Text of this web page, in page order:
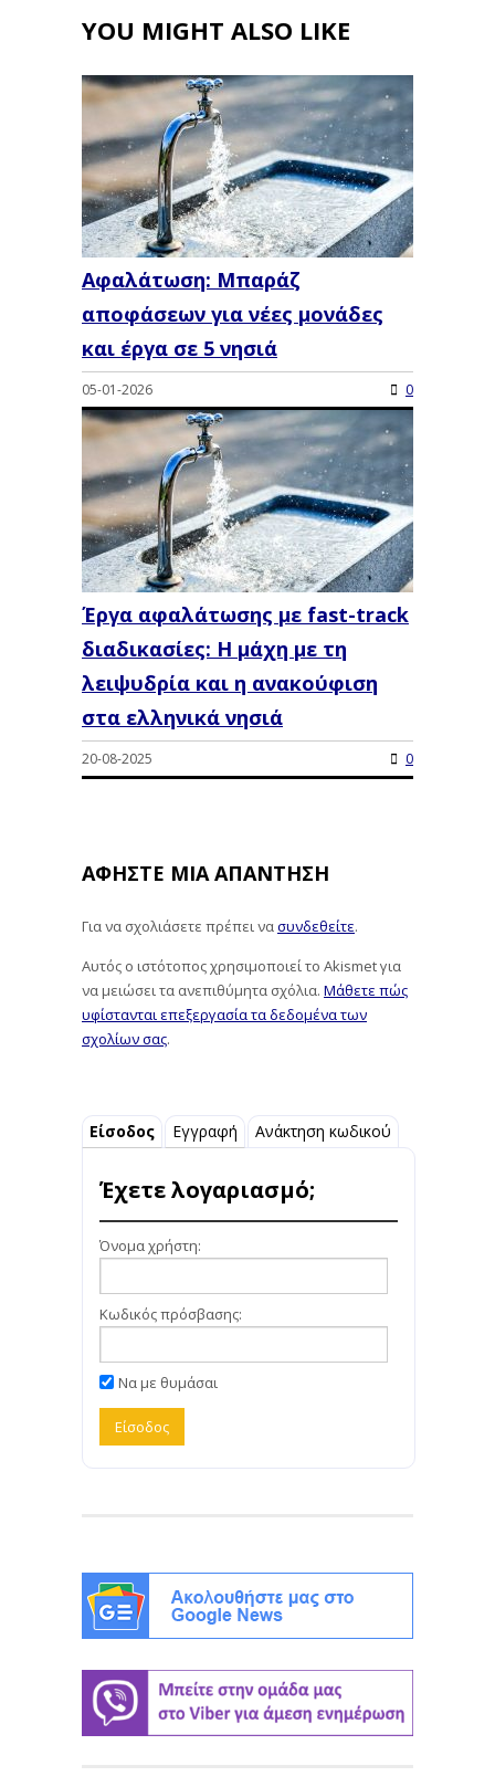
YOU MIGHT ALSO LIKE
Αφαλάτωση: Μπαράζ
αποφάσεων για νέες μονάδες
και έργα σε 5 νησιά
05-01-2026 0
Έργα αφαλάτωσης με fast-track
διαδικασίες: Η μάχη με τη
λειψυδρία και η ανακούφιση
στα ελληνικά νησιά
20-08-2025 0
ΑΦΉΣΤΕ ΜΙΑ ΑΠΆΝΤΗΣΗ
Για να σχολιάσετε πρέπει νασυνδεθείτε.
Αυτός ο ιστότοπος χρησιμοποιεί το Akismet για
να μειώσει τα ανεπιθύμητα σχόλια. Μάθετε πώς
υφίστανται επεξεργασία τα δεδομένα των
σχολίων σας.
Είσοδος Εγγραφή Ανάκτηση κωδικού
Έχετε λογαριασμό;
Όνομα χρήστη:
Κωδικός πρόσβασης:
Να με θυμάσαι